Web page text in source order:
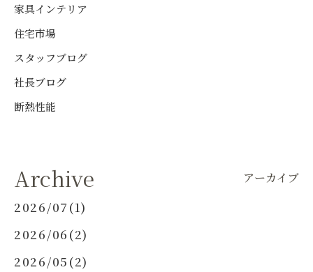
家具インテリア
住宅市場
スタッフブログ
社長ブログ
断熱性能
Archive アーカイブ
2026/07(1)
2026/06(2)
2026/05(2)